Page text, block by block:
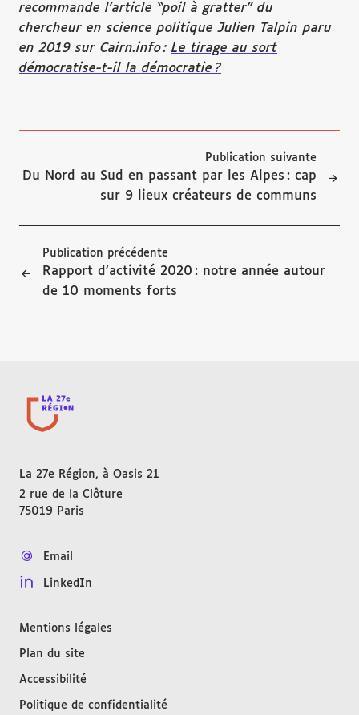
recommande l’article “poil à gratter” du
chercheur en science politique Julien Talpin paru
en 2019 sur Cairn.info : Le tirage au sort
démocratise-t-il la démocratie ?
Publication précédente
Rapport d’activité 2020 : notre année autour
de 10 moments forts
Publication suivante
Du Nord au Sud en passant par les Alpes : cap
sur 9 lieux créateurs de communs
La 27e Région, à Oasis 21
2 rue de la Clôture
75019
Paris
Email
LinkedIn
Mentions légales
Plan du site
Accessibilité
Politique de confidentialité